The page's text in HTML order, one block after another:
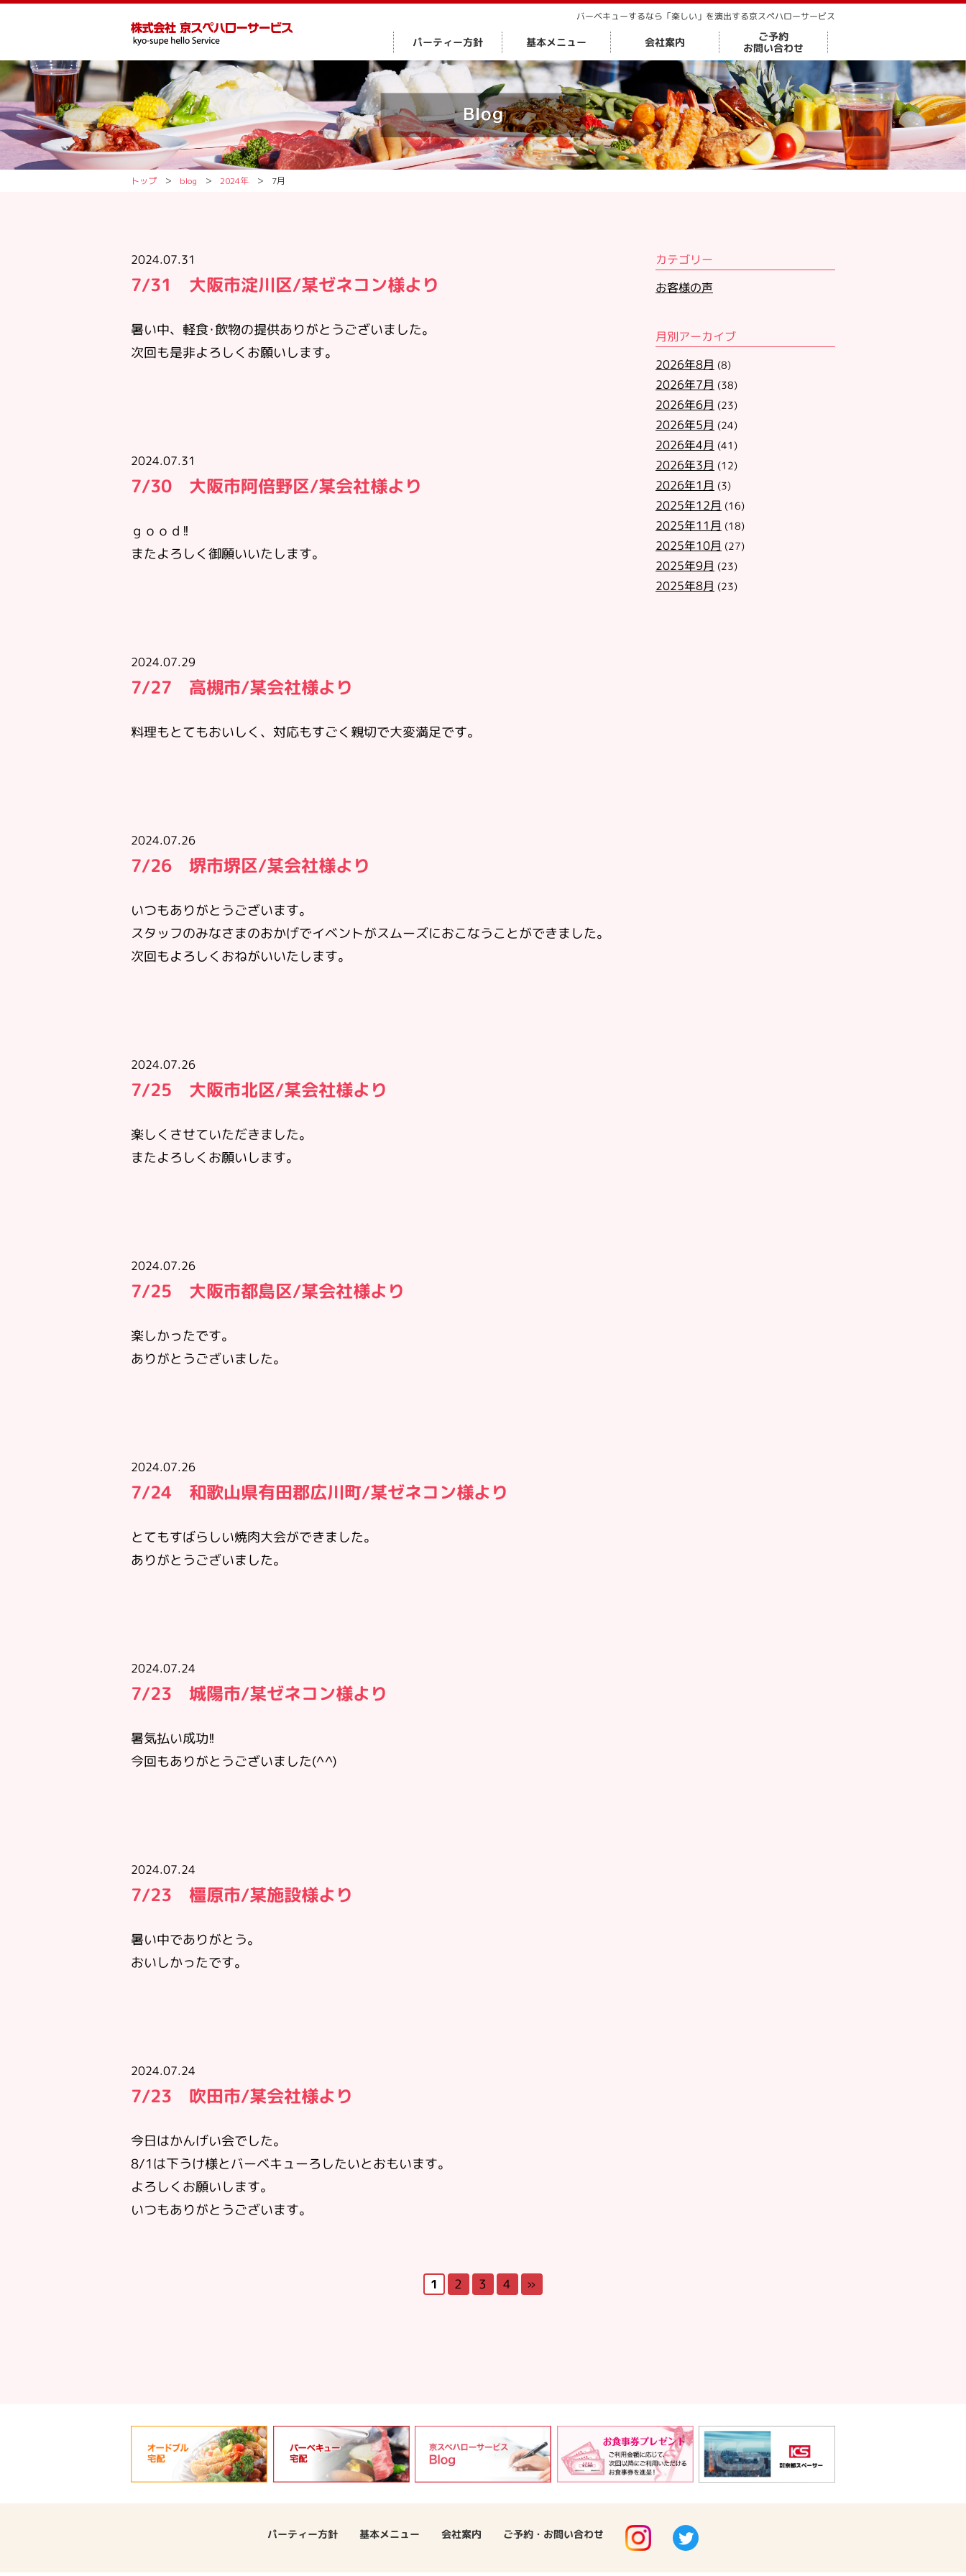
バーベキューするなら「楽しい」を演出する京スペハローサービス
パーティー方針 基本メニュー 会社案内 ご予約
お問い合わせ
トップ ＞ blog ＞ 2024年 ＞ 7月
2024.07.31
7/31 大阪市淀川区/某ゼネコン様より
暑い中、軽食･飲物の提供ありがとうございました。
次回も是非よろしくお願いします。
2024.07.31
7/30 大阪市阿倍野区/某会社様より
ｇｏｏｄ!!
またよろしく御願いいたします。
2024.07.29
7/27 高槻市/某会社様より
料理もとてもおいしく、対応もすごく親切で大変満足です。
2024.07.26
7/26 堺市堺区/某会社様より
いつもありがとうございます。
スタッフのみなさまのおかげでイベントがスムーズにおこなうことができました。
次回もよろしくおねがいいたします。
2024.07.26
7/25 大阪市北区/某会社様より
楽しくさせていただきました。
またよろしくお願いします。
2024.07.26
7/25 大阪市都島区/某会社様より
楽しかったです。
ありがとうございました。
2024.07.26
7/24 和歌山県有田郡広川町/某ゼネコン様より
とてもすばらしい焼肉大会ができました。
ありがとうございました。
2024.07.24
7/23 城陽市/某ゼネコン様より
暑気払い成功!!
今回もありがとうございました(^^)
2024.07.24
7/23 橿原市/某施設様より
暑い中でありがとう。
おいしかったです。
2024.07.24
7/23 吹田市/某会社様より
今日はかんげい会でした。
8/1は下うけ様とバーベキューろしたいとおもいます。
よろしくお願いします。
いつもありがとうございます。
カテゴリー
お客様の声
月別アーカイブ
2026年8月 (8)
2026年7月 (38)
2026年6月 (23)
2026年5月 (24)
2026年4月 (41)
2026年3月 (12)
2026年1月 (3)
2025年12月 (16)
2025年11月 (18)
2025年10月 (27)
2025年9月 (23)
2025年8月 (23)
1 2 3 4 »
パーティー方針 基本メニュー 会社案内 ご予約・お問い合わせ